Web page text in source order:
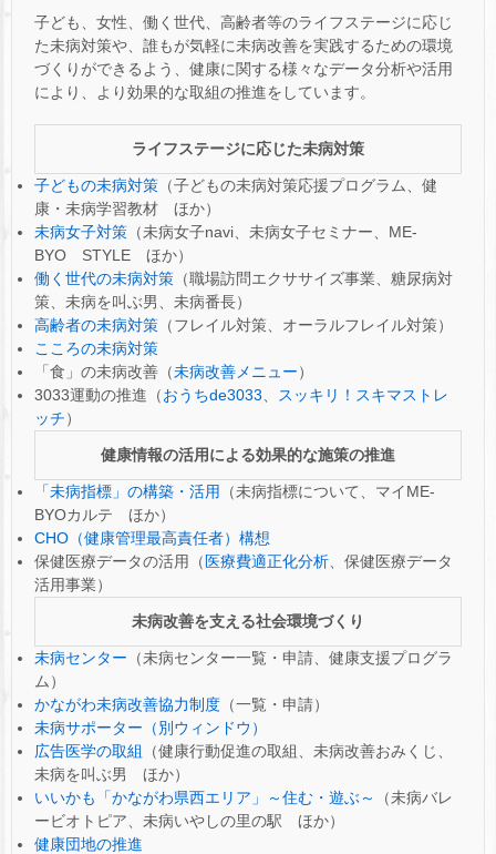
子ども、女性、働く世代、高齢者等のライフステージに応じ
た未病対策や、誰もが気軽に未病改善を実践するための環境
づくりができるよう、健康に関する様々なデータ分析や活用
により、より効果的な取組の推進をしています。
ライフステージに応じた未病対策
子どもの未病対策 （子どもの未病対策応援プログラム、健
康・未病学習教材 ほか）
未病女子対策 （未病女子navi、未病女子セミナー、ME-
BYO STYLE ほか）
働く世代の未病対策 （職場訪問エクササイズ事業、糖尿病対
策、未病を叫ぶ男、未病番長）
高齢者の未病対策 （フレイル対策、オーラルフレイル対策）
こころの未病対策
「食」の未病改善（未病改善メニュー）
3033運動の推進（おうちde3033
スッキリ！スキマストレ
ッチ）
健康情報の活用による効果的な施策の推進
「未病指標」の構築・活用
（未病指標について、マイME-
BYOカルテ ほか）
CHO（健康管理最高責任者）構想
保健医療データの活用（ 医療費適正化分析 、保健医療データ
活用事業）
未病改善を支える社会環境づくり
未病センター （未病センター一覧・申請、健康支援プログラ
ム）
かながわ未病改善協力制度 （一覧・申請）
未病サポーター（別ウィンドウ）
広告医学の取組
（健康行動促進の取組、未病改善おみくじ、
未病を叫ぶ男 ほか）
いいかも「かながわ県西エリア」～住む・遊ぶ～
（未病バレ
ービオトピア、未病いやしの里の駅 ほか）
健康団地の推進